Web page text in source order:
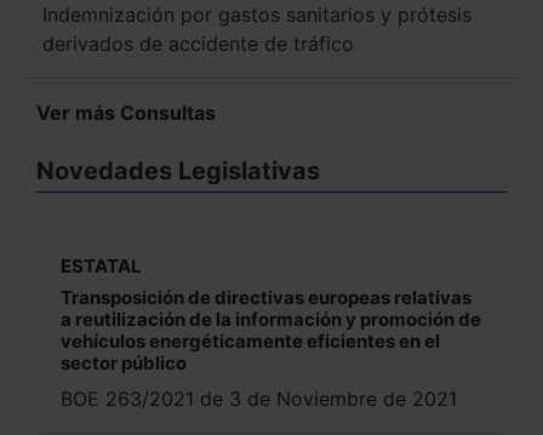
Indemnización por gastos sanitarios y prótesis
derivados de accidente de tráfico
Ver más Consultas
Novedades Legislativas
ESTATAL
Transposición de directivas europeas relativas
a reutilización de la información y promoción de
vehículos energéticamente eficientes en el
sector público
BOE 263/2021 de 3 de Noviembre de 2021